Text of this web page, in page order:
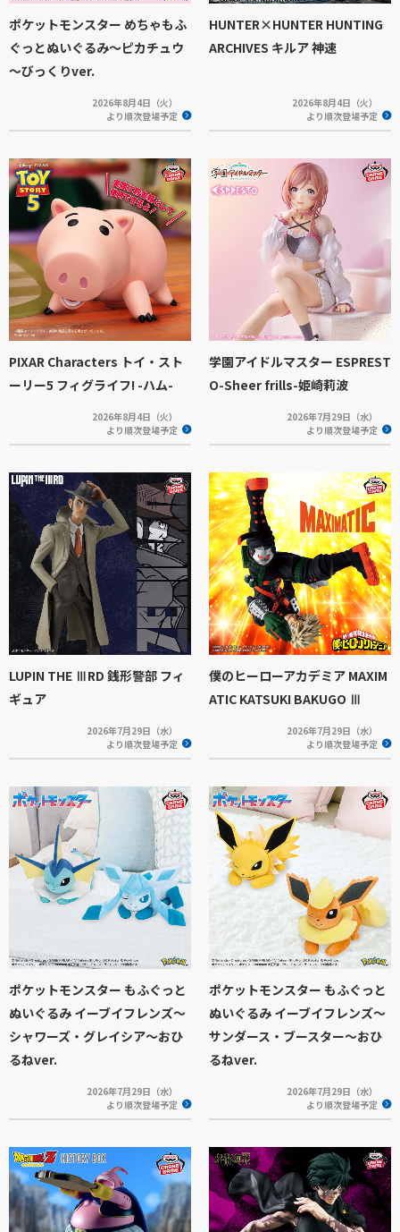
ポケットモンスター めちゃもふ
ぐっとぬいぐるみ～ピカチュウ
～びっくりver.
2026年8月4日（火）
より順次登場予定
HUNTER×HUNTER HUNTING
ARCHIVES キルア 神速
2026年8月4日（火）
より順次登場予定
PIXAR Characters トイ・スト
ーリー5 フィグライフ! -ハム-
2026年8月4日（火）
より順次登場予定
学園アイドルマスター ESPREST
O-Sheer frills-姫崎莉波
2026年7月29日（水）
より順次登場予定
LUPIN THE ⅢRD 銭形警部 フィ
ギュア
2026年7月29日（水）
より順次登場予定
僕のヒーローアカデミア MAXIM
ATIC KATSUKI BAKUGO Ⅲ
2026年7月29日（水）
より順次登場予定
ポケットモンスター もふぐっと
ぬいぐるみ イーブイフレンズ～
シャワーズ・グレイシア～おひ
るねver.
2026年7月29日（水）
より順次登場予定
ポケットモンスター もふぐっと
ぬいぐるみ イーブイフレンズ～
サンダース・ブースター～おひ
るねver.
2026年7月29日（水）
より順次登場予定